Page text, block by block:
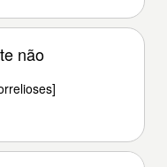
não